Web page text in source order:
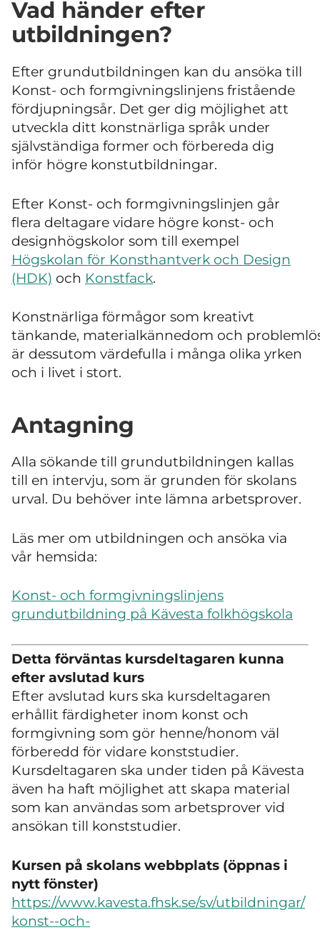
Vad händer efter
utbildningen?
Efter grundutbildningen kan du ansöka till
Konst- och formgivningslinjens fristående
fördjupningsår. Det ger dig möjlighet att
utveckla ditt konstnärliga språk under
självständiga former och förbereda dig
inför högre konstutbildningar.
Efter Konst- och formgivningslinjen går
flera deltagare vidare högre konst- och
designhögskolor som till exempel
Högskolan för Konsthantverk och Design
(HDK) och Konstfack.
Konstnärliga förmågor som kreativt
tänkande, materialkännedom och
är dessutom värdefulla i många olika yrken
och i livet i stort.
Antagning
Alla sökande till grundutbildningen kallas
till en intervju, som är grunden för skolans
urval. Du behöver inte lämna arbetsprover.
Läs mer om utbildningen och ansöka via
vår hemsida:
Konst- och formgivningslinjens
grundutbildning på Kävesta folkhögskola
Detta förväntas kursdeltagaren kunna
efter avslutad kurs
Efter avslutad kurs ska kursdeltagaren
erhållit färdigheter inom konst och
formgivning som gör henne/honom väl
förberedd för vidare konststudier.
Kursdeltagaren ska under tiden på Kävesta
även ha haft möjlighet att skapa material
som kan användas som arbetsprover vid
ansökan till konststudier.
Kursen på skolans webbplats (öppnas i
nytt fönster)
https://www.kavesta.fhsk.se/sv/utbildningar/
konst--och-